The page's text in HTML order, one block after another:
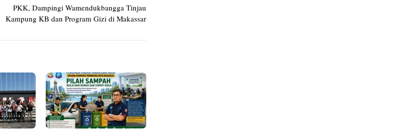
PKK, Dampingi Wamendukbangga Tinjau
Kampung KB dan Program Gizi di Makassar